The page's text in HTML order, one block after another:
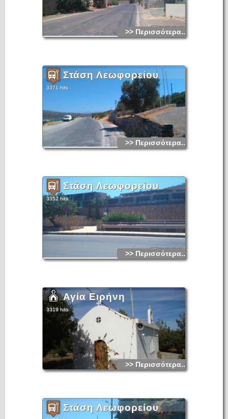
μορφολογικά στοιχεία του αρχικού ναού.
Ο ναός της Αγίας Μαρίνας αποτυπώνεται τα έτη 1601, 1618,
1631 και 1651 σε χάρτες και σχέδια της Βενετοκρατίας.
>> Περισσότερα...
Στάση Λεωφορείου
3371 hits
>> Περισσότερα...
Στάση Λεωφορείου
3352 hits
>> Περισσότερα...
Αγία Ειρήνη
3319 hits
>> Περισσότερα...
Στάση Λεωφορείου